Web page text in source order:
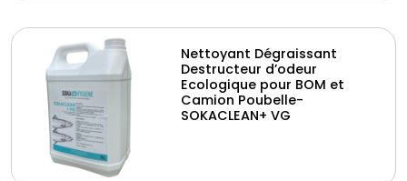
Nettoyant Dégraissant
Destructeur d’odeur
Ecologique pour BOM et
Camion Poubelle-
SOKACLEAN+ VG